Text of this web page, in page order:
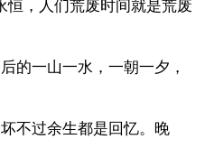
恒，人们荒废时间就是荒废
的一山一水，一朝一夕，
不过余生都是回忆。晚